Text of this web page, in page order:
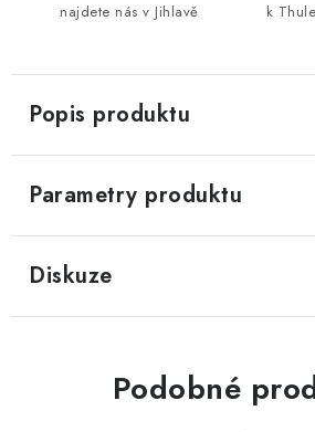
najdete nás v Jihlavě
k
Popis produktu
Parametry produktu
Diskuze
Podobné